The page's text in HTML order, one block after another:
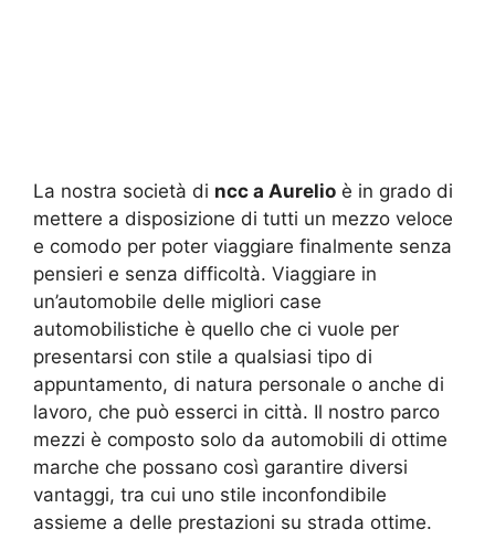
La nostra società di ncc a Aurelio è in grado di
mettere a disposizione di tutti un mezzo veloce
e comodo per poter viaggiare finalmente senza
pensieri e senza difficoltà. Viaggiare in
un’automobile delle migliori case
automobilistiche è quello che ci vuole per
presentarsi con stile a qualsiasi tipo di
appuntamento, di natura personale o anche di
lavoro, che può esserci in città. Il nostro parco
mezzi è composto solo da automobili di ottime
marche che possano così garantire diversi
vantaggi, tra cui uno stile inconfondibile
assieme a delle prestazioni su strada ottime.